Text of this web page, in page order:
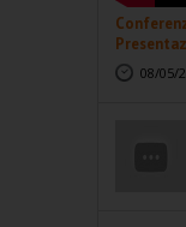
08/05/